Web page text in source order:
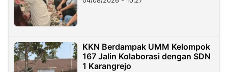
KKN Berdampak UMM Kelompok
167 Jalin Kolaborasi dengan SDN
1 Karangrejo